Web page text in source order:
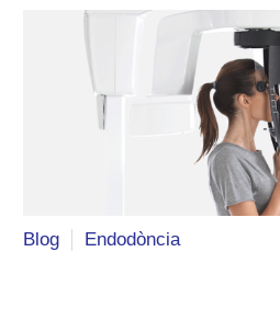
Blog Endodòncia